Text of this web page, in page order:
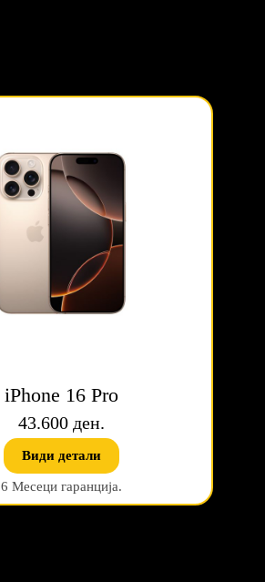
iPhone 16 Pro
43.600 ден.
Види детали
6 Месеци гаранција.